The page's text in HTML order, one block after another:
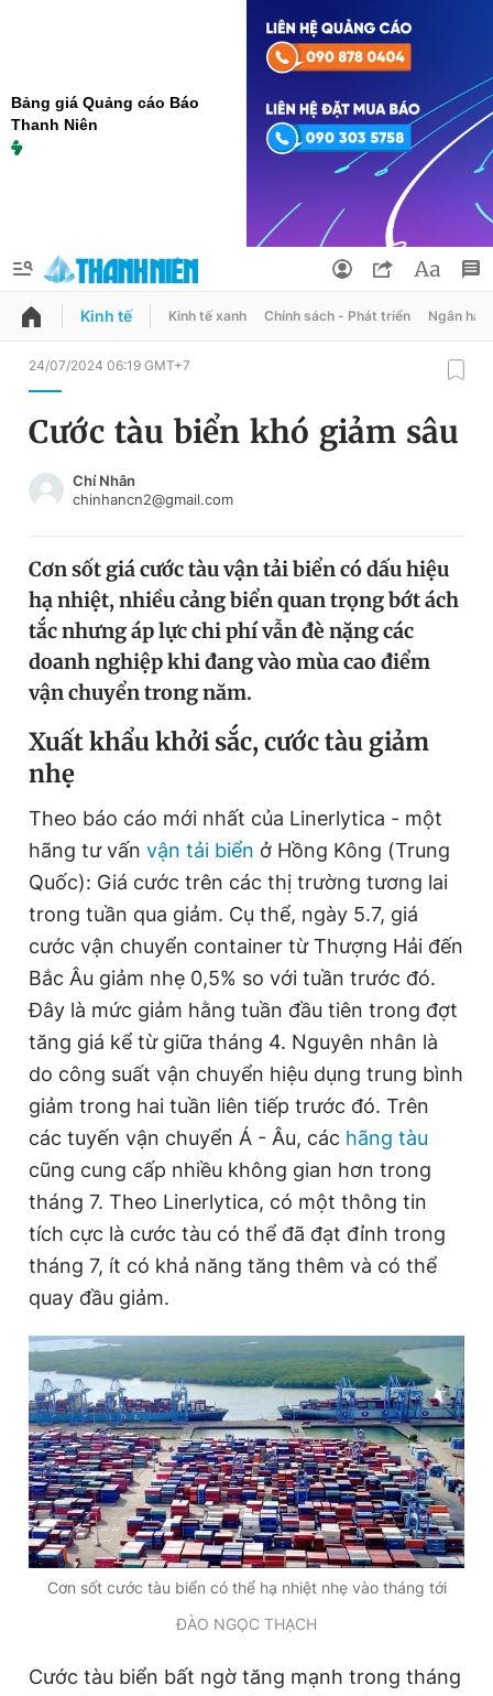
Bảng giá Quảng cáo Báo
Thanh Niên
QUẢNG CÁO
Chào ngày mới Tin 24h
Tin thị trường Tin 360
Video Magazine
Sản phẩm khác
Tiện ích Bạn cần biết
Thông tin tòa soạn Liên hệ quảng cáo
Đọc Thanh Niên trên điện thoại
Theo dõi báo trên
Hotline
0906 645 777
Liên hệ quảng cáo
Đặt báo Quảng cáo RSS Tòa soạn Chính sách bảo
Tổng biên tập: Nguyễn Ngọc Toàn
Phó tổng biên tập thường trực: Hải Thành
Phó tổng biên tập: Lâm Hiếu Dũng
Phó tổng biên tập: Trần Việt Hưng
Tổng thư ký tòa soạn: Đức Trung
Giấy phép xuất bản số 110/GP - BTTTT cấp ngày 24.3.2020
© 2003-2026 Bản quyền thuộc về Báo Thanh Niên. Cấm sao
chép dưới mọi hình thức nếu không có sự chấp thuận bằng văn
bản. Phát triển bởi ePi Technologies, JSC.
Đổi mật khẩu
Tin đã lưu
Đăng xuất
Kinh tế Kinh tế xanh Chính sách - Phát triển Ngân
24/07/2024 06:19 GMT+7
Cước tàu biển khó giảm sâu
Chí Nhân
chinhancn2@gmail.com
Cơn sốt giá cước tàu vận tải biển có dấu hiệu
hạ nhiệt, nhiều cảng biển quan trọng bớt ách
tắc nhưng áp lực chi phí vẫn đè nặng các
doanh nghiệp khi đang vào mùa cao điểm
vận chuyển trong năm.
Xuất khẩu khởi sắc, cước tàu giảm
nhẹ
Theo báo cáo mới nhất của Linerlytica - một
hãng tư vấn vận tải biển ở Hồng Kông (Trung
Quốc): Giá cước trên các thị trường tương lai
trong tuần qua giảm. Cụ thể, ngày 5.7, giá
cước vận chuyển container từ Thượng Hải đến
Bắc Âu giảm nhẹ 0,5% so với tuần trước đó.
Đây là mức giảm hằng tuần đầu tiên trong đợt
tăng giá kể từ giữa tháng 4. Nguyên nhân là
do công suất vận chuyển hiệu dụng trung bình
giảm trong hai tuần liên tiếp trước đó. Trên
các tuyến vận chuyển Á - Âu, các hãng tàu
cũng cung cấp nhiều không gian hơn trong
tháng 7. Theo Linerlytica, có một thông tin
tích cực là cước tàu có thể đã đạt đỉnh trong
tháng 7, ít có khả năng tăng thêm và có thể
quay đầu giảm.
Cơn sốt cước tàu biển có thể hạ nhiệt nhẹ vào tháng tới
ĐÀO NGỌC THẠCH
Cước tàu biển bất ngờ tăng mạnh trong tháng